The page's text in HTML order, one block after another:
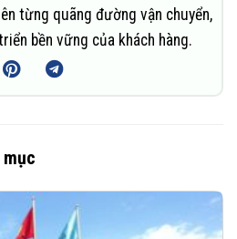
từng quãng đường vận chuyển,
bền vững của khách hàng.